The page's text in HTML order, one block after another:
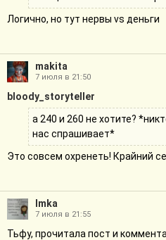
Логично, но тут нервы vs деньги
makita
7 июля в 21:50
bloody_storyteller
а 240 и 260 не хотите?
нас спрашивает*
Это совсем охренеть! Крайний
Imka
7 июля в 21:55
Тьфу, прочитала пост и